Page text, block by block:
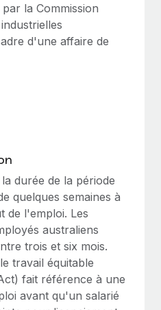
la Commission
d'une affaire de
durée de la période
quelques semaines à
de l'emploi. Les
australiens
trois et six mois.
travail équitable
fait référence à une
avant qu'un salarié